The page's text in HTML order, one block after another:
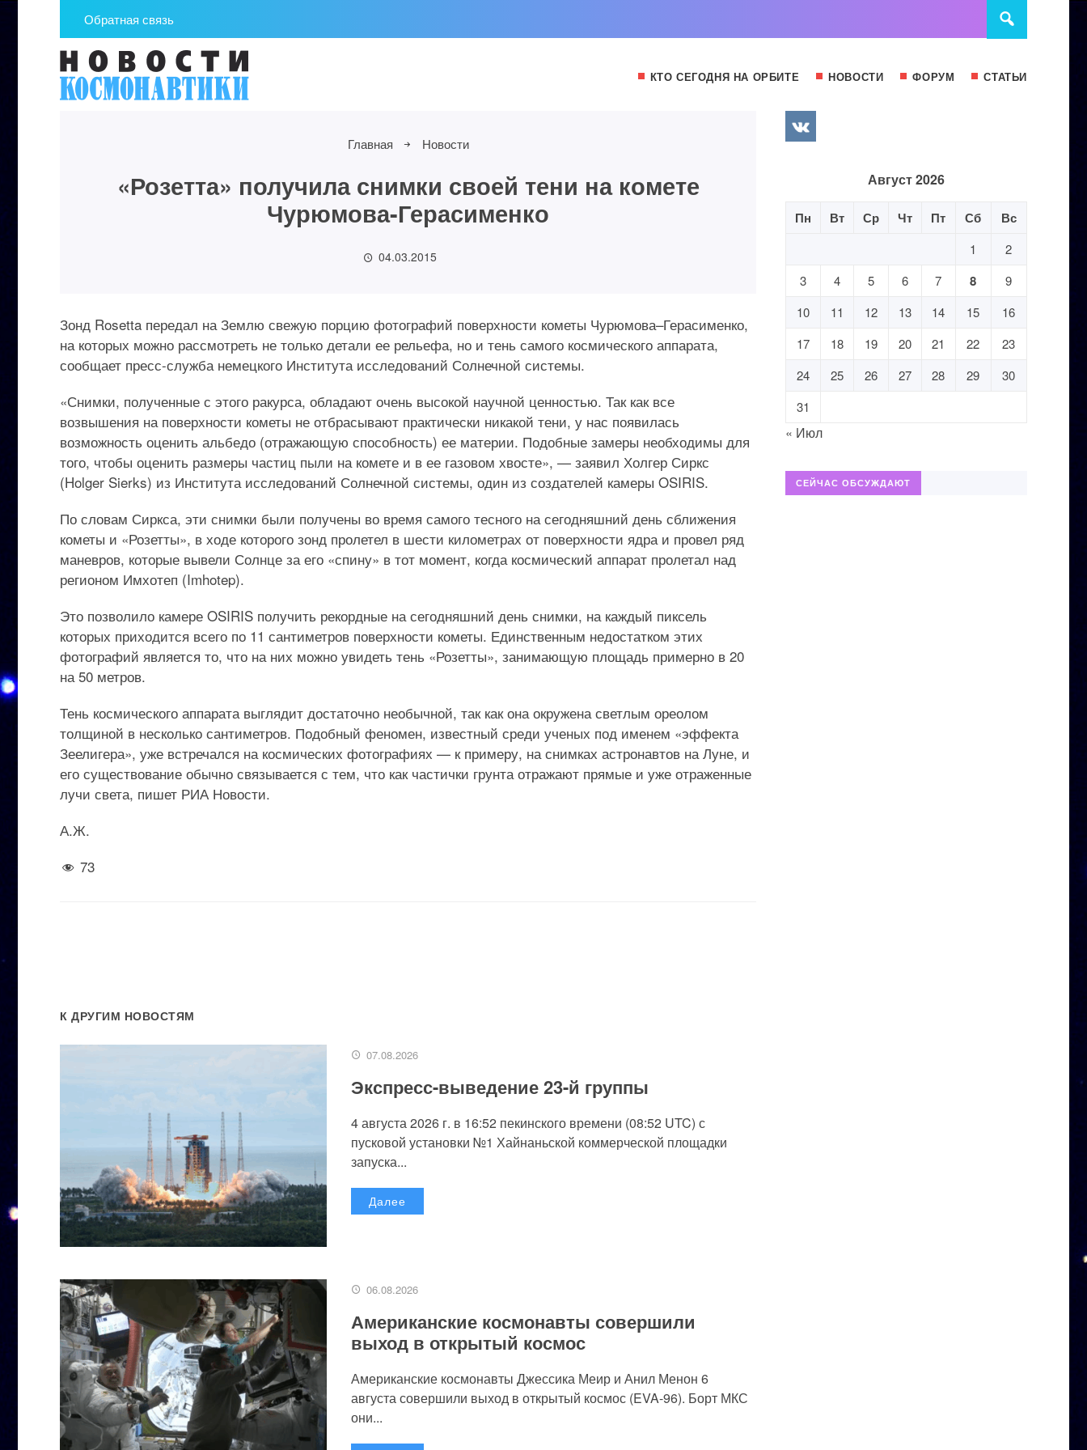
Обратная связь
КТО СЕГОДНЯ НА ОРБИТЕ НОВОСТИ ФОРУМ СТАТЬИ
Главная Новости
«Розетта» получила снимки своей тени на комете
Чурюмова-Герасименко
04.03.2015
Зонд Rosetta передал на Землю свежую порцию фотографий поверхности кометы Чурюмова–Герасименко,
на которых можно рассмотреть не только детали ее рельефа, но и тень самого космического аппарата,
сообщает пресс-служба немецкого Института исследований Солнечной системы.
«Снимки, полученные с этого ракурса, обладают очень высокой научной ценностью. Так как все
возвышения на поверхности кометы не отбрасывают практически никакой тени, у нас появилась
возможность оценить альбедо (отражающую способность) ее материи. Подобные замеры необходимы для
того, чтобы оценить размеры частиц пыли на комете и в ее газовом хвосте», — заявил Холгер Сиркс
(Holger Sierks) из Института исследований Солнечной системы, один из создателей камеры OSIRIS.
По словам Сиркса, эти снимки были получены во время самого тесного на сегодняшний день сближения
кометы и «Розетты», в ходе которого зонд пролетел в шести километрах от поверхности ядра и провел ряд
маневров, которые вывели Солнце за его «спину» в тот момент, когда космический аппарат пролетал над
регионом Имхотеп (Imhotep).
Это позволило камере OSIRIS получить рекордные на сегодняшний день снимки, на каждый пиксель
которых приходится всего по 11 сантиметров поверхности кометы. Единственным недостатком этих
фотографий является то, что на них можно увидеть тень «Розетты», занимающую площадь примерно в 20
на 50 метров.
Тень космического аппарата выглядит достаточно необычной, так как она окружена светлым ореолом
толщиной в несколько сантиметров. Подобный феномен, известный среди ученых под именем «эффекта
Зеелигера», уже встречался на космических фотографиях — к примеру, на снимках астронавтов на Луне, и
его существование обычно связывается с тем, что как частички грунта отражают прямые и уже отраженные
лучи света, пишет РИА Новости.
А.Ж.
73
К ДРУГИМ НОВОСТЯМ
07.08.2026
Экспресс-выведение 23-й группы
4 августа 2026 г. в 16:52 пекинского времени (08:52 UTC) с
пусковой установки №1 Хайнаньской коммерческой площадки
запуска...
Далее
06.08.2026
Американские космонавты совершили
выход в открытый космос
Американские космонавты Джессика Меир и Анил Менон 6
августа совершили выход в открытый космос (EVA-96). Борт МКС
они...
Август 2026
Пн Вт Ср Чт Пт Сб Вс
1
2
3
4 5 6 7 8
9
10
11 12 13 14 15
16
17
18 19 20 21 22
23
24
25 26 27 28 29
30
31
« Июл
СЕЙЧАС ОБСУЖДАЮТ